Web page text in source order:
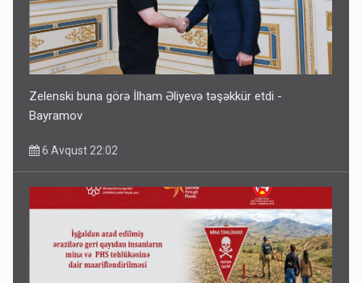
Zelenski buna görə İlham Əliyevə təşəkkür etdi -
Bayramov
6 Avqust 22:02